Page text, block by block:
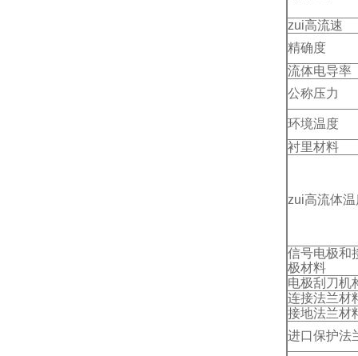
zui高流速
精确度
流体电导率
公称压力
环境温度
衬里材料
zui高流体温
信号电极和
极材料
电极刮刀机
连接法兰材
接地法兰材
进口保护法